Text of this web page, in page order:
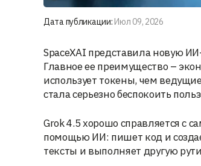
Дата публикации: Июл 09, 2026
SpaceXAI представила новую
Главное ее преимущество –
использует токены, чем
стала серьезно беспокоить
Grok 4.5 хорошо справляется с
помощью ИИ: пишет код и
тексты и выполняет другую